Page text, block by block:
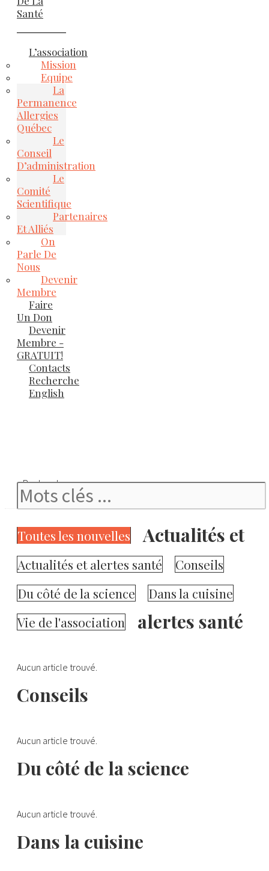
Santé
L’association
Mission
Equipe
La
Permanence
Allergies
Québec
Le
Conseil
D’administration
Le
Comité
Scientifique
Partenaires
Et Alliés
On
Parle De
Nous
Devenir
Membre
Faire
Un Don
Devenir
Membre -
GRATUIT!
Contacts
Recherche
English
Rechercher
Toutes les nouvelles
Actualités et alertes santé
Conseils
Du côté de la science
Dans la cuisine
Vie de l'association
Actualités et
alertes santé
Aucun article trouvé.
Conseils
Aucun article trouvé.
Du côté de la science
Aucun article trouvé.
Dans la cuisine